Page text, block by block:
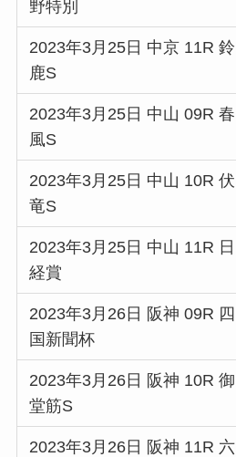
野特別
2023年3月25日 中京 11R 鈴
鹿S
2023年3月25日 中山 09R 春
風S
2023年3月25日 中山 10R 伏
竜S
2023年3月25日 中山 11R 日
経賞
2023年3月26日 阪神 09R 四
国新聞杯
2023年3月26日 阪神 10R 御
堂筋S
2023年3月26日 阪神 11R 六